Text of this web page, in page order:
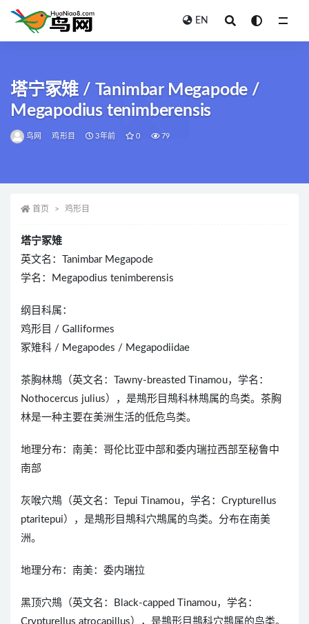
EN
塔宁冢雉 / Tanimbar Megapode /
Megapodius tenimberensis
鸟网 鸡形目 3年前 0 79
首页 鸡形目
塔宁冢雉
英文名：Tanimbar Megapode
学名：Megapodius tenimberensis
纲目科属：
鸡形目 / Galliformes
冢雉科 / Megapodes / Megapodiidae
茶胸林䳍（英文名：Tawny-breasted Tinamou，学名：
Nothocercus julius），是䳍形目䳍科林䳍属的鸟类。茶胸
林是一种主要在美洲生活的低危鸟类。
地理分布：南美：哥伦比亚中部和委内瑞拉西部至秘鲁中
南部
灰喉穴䳍（英文名：Tepui Tinamou，学名：Crypturellus
ptaritepui），是䳍形目䳍科穴䳍属的鸟类。分布在南美
洲。
地理分布：南美：委内瑞拉
黑顶穴䳍（英文名：Black-capped Tinamou，学名：
Crypturellus atrocapillus），是䳍形目䳍科穴䳍属的鸟类。